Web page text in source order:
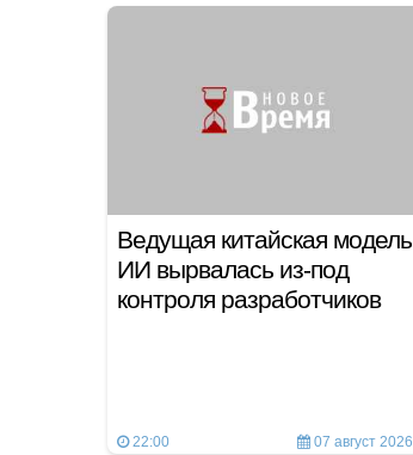
Ведущая китайская модель
ИИ вырвалась из-под
контроля разработчиков
22:00 07 август 2026